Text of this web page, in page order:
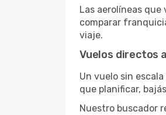
Las aerolíneas
comparar
viaje.
Vuelos directos
Un vuelo sin
que planificar,
Nuestro buscador